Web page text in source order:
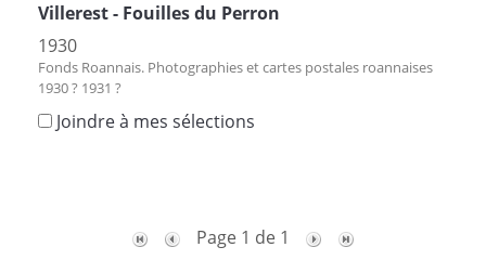
Villerest - Fouilles du Perron
1930
Fonds Roannais. Photographies et cartes postales roannaises
1930 ? 1931 ?
Joindre à mes sélections
Page 1 de 1